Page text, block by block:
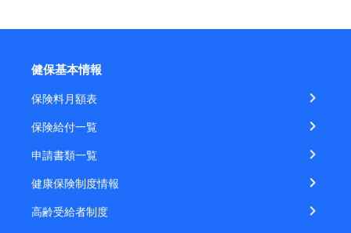
健保基本情報
保険料月額表
保険給付一覧
申請書類一覧
健康保険制度情報
高齢受給者制度